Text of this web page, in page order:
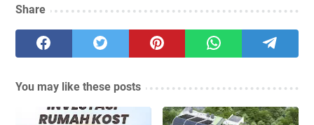
Share
You may like these posts